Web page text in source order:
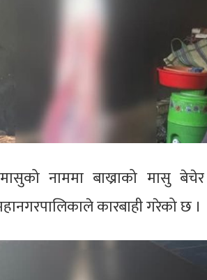
नाममा बाख्राको मासु
कारबाही गरेको छ ।